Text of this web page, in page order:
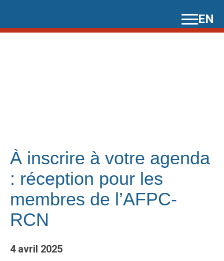
content
EN
À inscrire à votre agenda
: réception pour les
membres de l’AFPC-
RCN
4 avril 2025